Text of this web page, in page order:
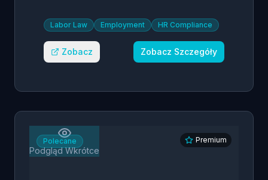
Labor Law Employment HR Compliance
Zobacz Zobacz Szczegóły
Podgląd Wkrótce
Polecane Premium